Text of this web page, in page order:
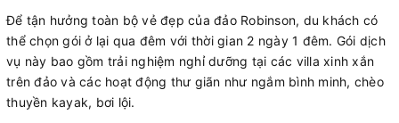
Để tận hưởng toàn bộ vẻ đẹp của đảo Robinson, du khách có
thể chọn gói ở lại qua đêm với thời gian 2 ngày 1 đêm. Gói dịch
vụ này bao gồm trải nghiệm nghỉ dưỡng tại các villa xinh xắn
trên đảo và các hoạt động thư giãn như ngắm bình minh, chèo
thuyền kayak, bơi lội.